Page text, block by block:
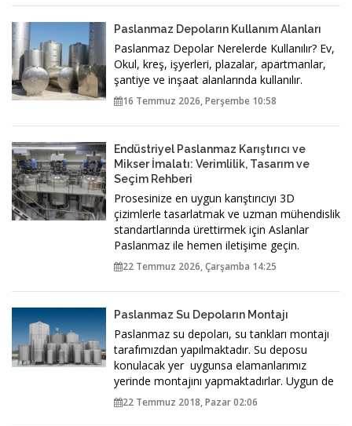
Paslanmaz Depoların Kullanım Alanları
Paslanmaz Depolar Nerelerde Kullanılır? Ev,
Okul, kreş, işyerleri, plazalar, apartmanlar,
şantiye ve inşaat alanlarında kullanılır.
16 Temmuz 2026, Perşembe 10:58
Endüstriyel Paslanmaz Karıştırıcı ve
Mikser İmalatı: Verimlilik, Tasarım ve
Seçim Rehberi
Prosesinize en uygun karıştırıcıyı 3D
çizimlerle tasarlatmak ve uzman mühendislik
standartlarında ürettirmek için Aslanlar
Paslanmaz ile hemen iletişime geçin.
22 Temmuz 2026, Çarşamba 14:25
Paslanmaz Su Depoların Montajı
Paslanmaz su depoları, su tankları montajı
tarafımızdan yapılmaktadır. Su deposu
konulacak yer uygunsa elamanlarımız
yerinde montajını yapmaktadırlar. Uygun de
22 Temmuz 2018, Pazar 02:06